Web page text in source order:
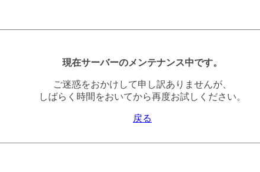
現在サーバーのメンテナンス中です。
ご迷惑をおかけして申し訳ありませんが、
しばらく時間をおいてから再度お試しください。
戻る